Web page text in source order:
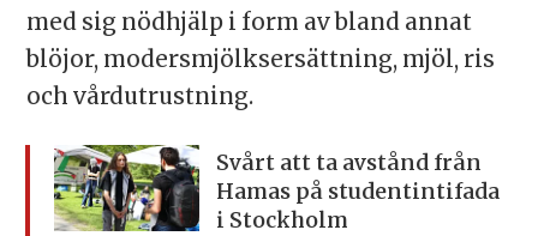
med sig nödhjälp i form av bland annat
blöjor, modersmjölksersättning, mjöl, ris
och vårdutrustning.
Svårt att ta avstånd från
Hamas på studentintifada
i Stockholm